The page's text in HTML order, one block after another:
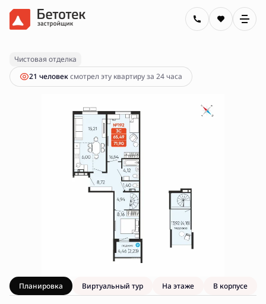
3-комнатная71.9 м 11 390 000 руб.
Чистовая отделка
21 человексмотрел эту квартиру за 24 часа
Планировка Виртуальный тур На этаже В корпусе